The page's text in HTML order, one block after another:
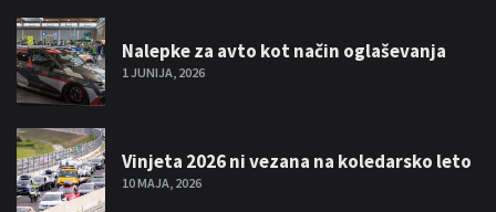
Nalepke za avto kot način oglaševanja
1 JUNIJA, 2026
Vinjeta 2026 ni vezana na koledarsko leto
10 MAJA, 2026